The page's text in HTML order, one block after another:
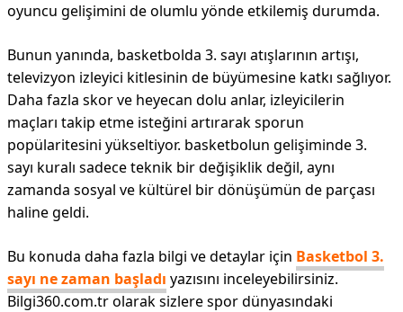
oyuncu gelişimini de olumlu yönde etkilemiş durumda.
Bunun yanında, basketbolda 3. sayı atışlarının artışı,
televizyon izleyici kitlesinin de büyümesine katkı sağlıyor.
Daha fazla skor ve heyecan dolu anlar, izleyicilerin
maçları takip etme isteğini artırarak sporun
popülaritesini yükseltiyor. basketbolun gelişiminde 3.
sayı kuralı sadece teknik bir değişiklik değil, aynı
zamanda sosyal ve kültürel bir dönüşümün de parçası
haline geldi.
Bu konuda daha fazla bilgi ve detaylar için Basketbol 3.
sayı ne zaman başladı yazısını inceleyebilirsiniz.
Bilgi360.com.tr olarak sizlere spor dünyasındaki